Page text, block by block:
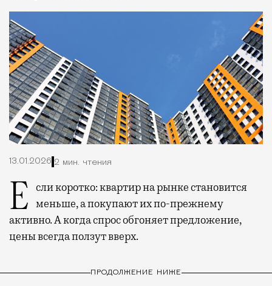
13.01.2026 2 мин. чтения
Если коротко: квартир на рынке становится меньше, а покупают их по-прежнему
активно. А когда спрос обгоняет предложение,
цены всегда ползут вверх.
ПРОДОЛЖЕНИЕ НИЖЕ